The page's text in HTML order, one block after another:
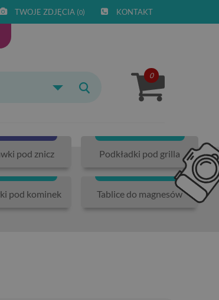
TWOJE ZDJĘCIA (0) KONTAKT
0
pod znicz Podkładki pod grilla
pod kominek Tablice do magnesów